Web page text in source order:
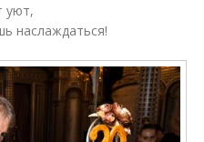
уют,
наслаждаться!